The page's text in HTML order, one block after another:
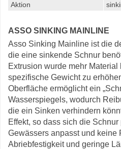
Aktion
ASSO SINKING MAINLINE
Asso Sinking Mainline ist die
die eine sinkende Schnur
Extrusion wurde mehr
spezifische Gewicht zu
Oberfläche ermöglicht ein
Wasserspiegels, wodurch
die ein Sinken verhindern
Effekt, so dass sich die
Gewässers anpasst und keine
Abriebfestigkeit und geringe